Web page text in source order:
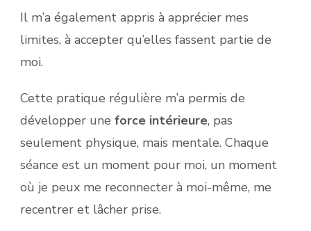
Il m’a également appris à apprécier mes
limites, à accepter qu’elles fassent partie de
moi.
Cette pratique régulière m’a permis de
développer une force intérieure, pas
seulement physique, mais mentale. Chaque
séance est un moment pour moi, un moment
où je peux me reconnecter à moi-même, me
recentrer et lâcher prise.